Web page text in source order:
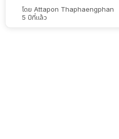
โดย Attapon Thaphaengphan
5 ปีที่แล้ว